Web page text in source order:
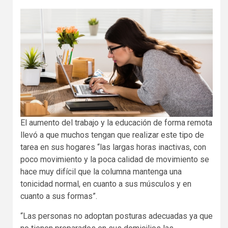
El aumento del trabajo y la educación de forma remota
llevó a que muchos tengan que realizar este tipo de
tarea en sus hogares “las largas horas inactivas, con
poco movimiento y la poca calidad de movimiento se
hace muy difícil que la columna mantenga una
tonicidad normal, en cuanto a sus músculos y en
cuanto a sus formas”.
“Las personas no adoptan posturas adecuadas ya que